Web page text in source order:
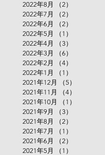
2022年8月
（2）
2022年7月
（2）
2022年6月
（2）
2022年5月
（1）
2022年4月
（3）
2022年3月
（6）
2022年2月
（4）
2022年1月
（1）
2021年12月
（5）
2021年11月
（4）
2021年10月
（1）
2021年9月
（3）
2021年8月
（2）
2021年7月
（1）
2021年6月
（2）
2021年5月
（1）